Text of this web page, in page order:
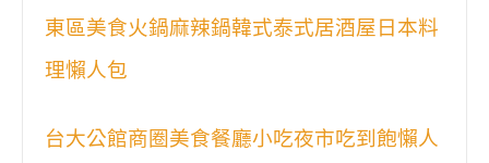
東區美食火鍋麻辣鍋韓式泰式居酒屋日本料
理懶人包
台大公館商圈美食餐廳小吃夜市吃到飽懶人